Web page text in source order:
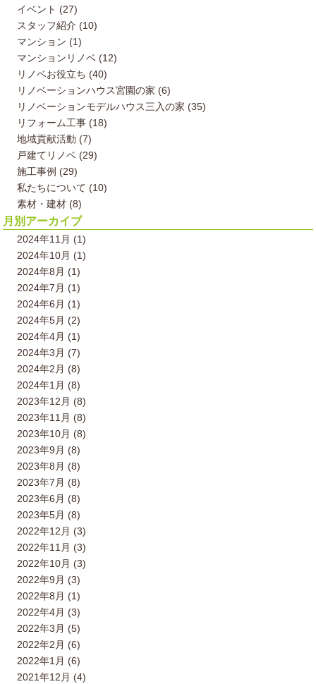
イベント (27)
スタッフ紹介 (10)
マンション (1)
マンションリノベ (12)
リノベお役立ち (40)
リノベーションハウス宮園の家 (6)
リノベーションモデルハウス三入の家 (35)
リフォーム工事 (18)
地域貢献活動 (7)
戸建てリノベ (29)
施工事例 (29)
私たちについて (10)
素材・建材 (8)
月別アーカイブ
2024年11月 (1)
2024年10月 (1)
2024年8月 (1)
2024年7月 (1)
2024年6月 (1)
2024年5月 (2)
2024年4月 (1)
2024年3月 (7)
2024年2月 (8)
2024年1月 (8)
2023年12月 (8)
2023年11月 (8)
2023年10月 (8)
2023年9月 (8)
2023年8月 (8)
2023年7月 (8)
2023年6月 (8)
2023年5月 (8)
2022年12月 (3)
2022年11月 (3)
2022年10月 (3)
2022年9月 (3)
2022年8月 (1)
2022年4月 (3)
2022年3月 (5)
2022年2月 (6)
2022年1月 (6)
2021年12月 (4)